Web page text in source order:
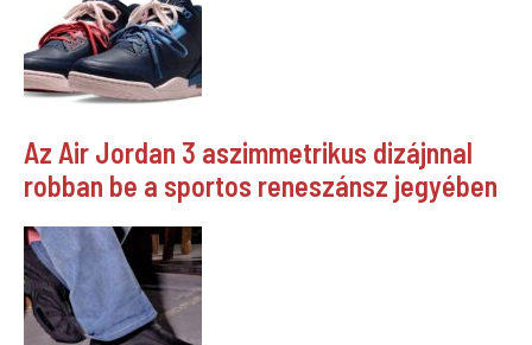
Az Air Jordan 3 aszimmetrikus dizájnnal
robban be a sportos reneszánsz jegyében